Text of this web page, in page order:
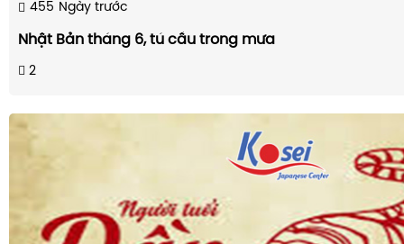
455 Ngày trước
Nhật Bản tháng 6, tú cầu trong mưa
2